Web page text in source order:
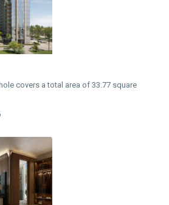
covers a total area of 33.77 square